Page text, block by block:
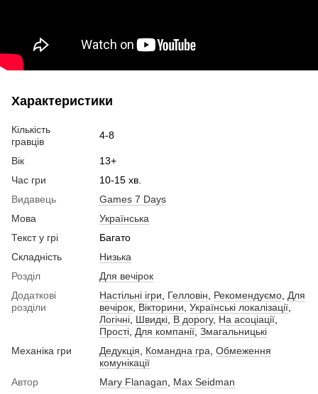
Характеристики
Кількість
гравців
4-8
Вік
13+
Час гри
10-15 хв.
Видавець
Games 7 Days
Мова
Українська
Текст у грі
Багато
Складність
Низька
Розділ
Для вечірок
Додаткові
розділи
Настільні ігри Гелловін Рекомендуємо Для
вечірок Вікторини Українські локалізації
Логічні Швидкі В дорогу, На асоціації
Прості Для компанії Змагальницькі
Механіка гри
Дедукція Командна гра Обмеження
комунікації
Автор
Mary Flanagan
Max Seidman